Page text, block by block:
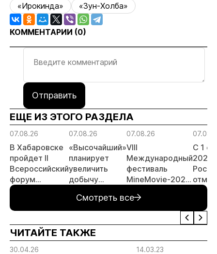
«Ирокинда» «Зун-Холба»
КОММЕНТАРИИ (0)
Отправить
ЕЩЕ ИЗ ЭТОГО РАЗДЕЛА
07.08.26
В Хабаровске
пройдет II
Всероссийский
форум
«Россыпное
России»
07.08.26
«Высочайший»
планирует
увеличить
добычу
тонн в 2026
году
07.08.26
VIII
Международный
фестиваль
MineMovie-2026
заявок
С 1
2026
Смотреть все
ЧИТАЙТЕ ТАКЖЕ
30.04.26 14.03.23